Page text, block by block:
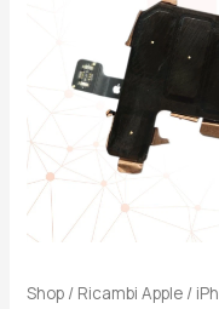
Shop / Ricambi Apple /
ANTENNA
VERSIONE
EU
quantità